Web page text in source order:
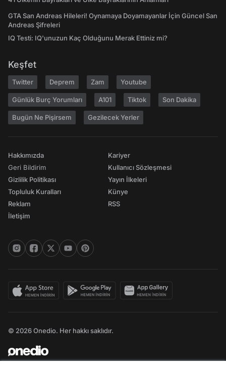
GTA San Andreas Hileleri! Oynamaya Doyamayanlar İçin Güncel San
Andreas Şifreleri
IQ Testi: IQ'unuzun Kaç Olduğunu Merak Ettiniz mi?
Keşfet
Twitter Deprem Zam Youtube
Günlük Burç Yorumları A101 Tiktok Son Dakika
Bugün Ne Pişirsem Gezilecek Yerler
Hakkımızda
Geri Bildirim
Gizlilik Politikası
Topluluk Kuralları
Reklam
İletişim
Kariyer
Kullanıcı Sözleşmesi
Yayın İlkeleri
Künye
RSS
© 2026 Onedio. Her hakkı saklıdır.